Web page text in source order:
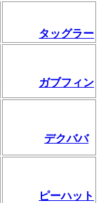
タッグラー
ガブフィン
デクババ
ピーハット